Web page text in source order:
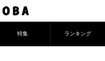
特集 ランキング